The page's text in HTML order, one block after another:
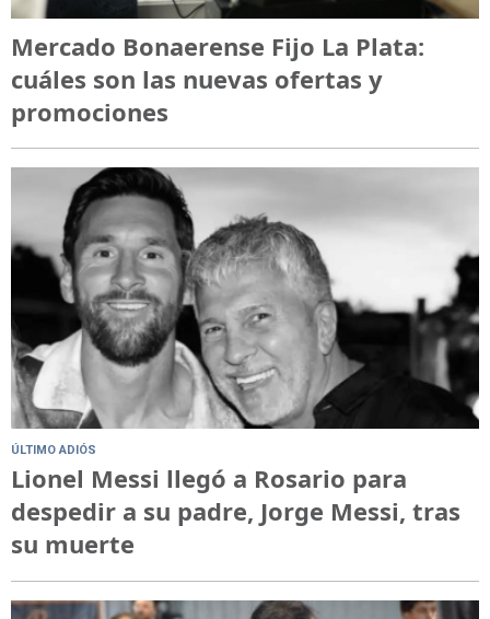
Mercado Bonaerense Fijo La Plata:
cuáles son las nuevas ofertas y
promociones
ÚLTIMO ADIÓS
Lionel Messi llegó a Rosario para
despedir a su padre, Jorge Messi, tras
su muerte